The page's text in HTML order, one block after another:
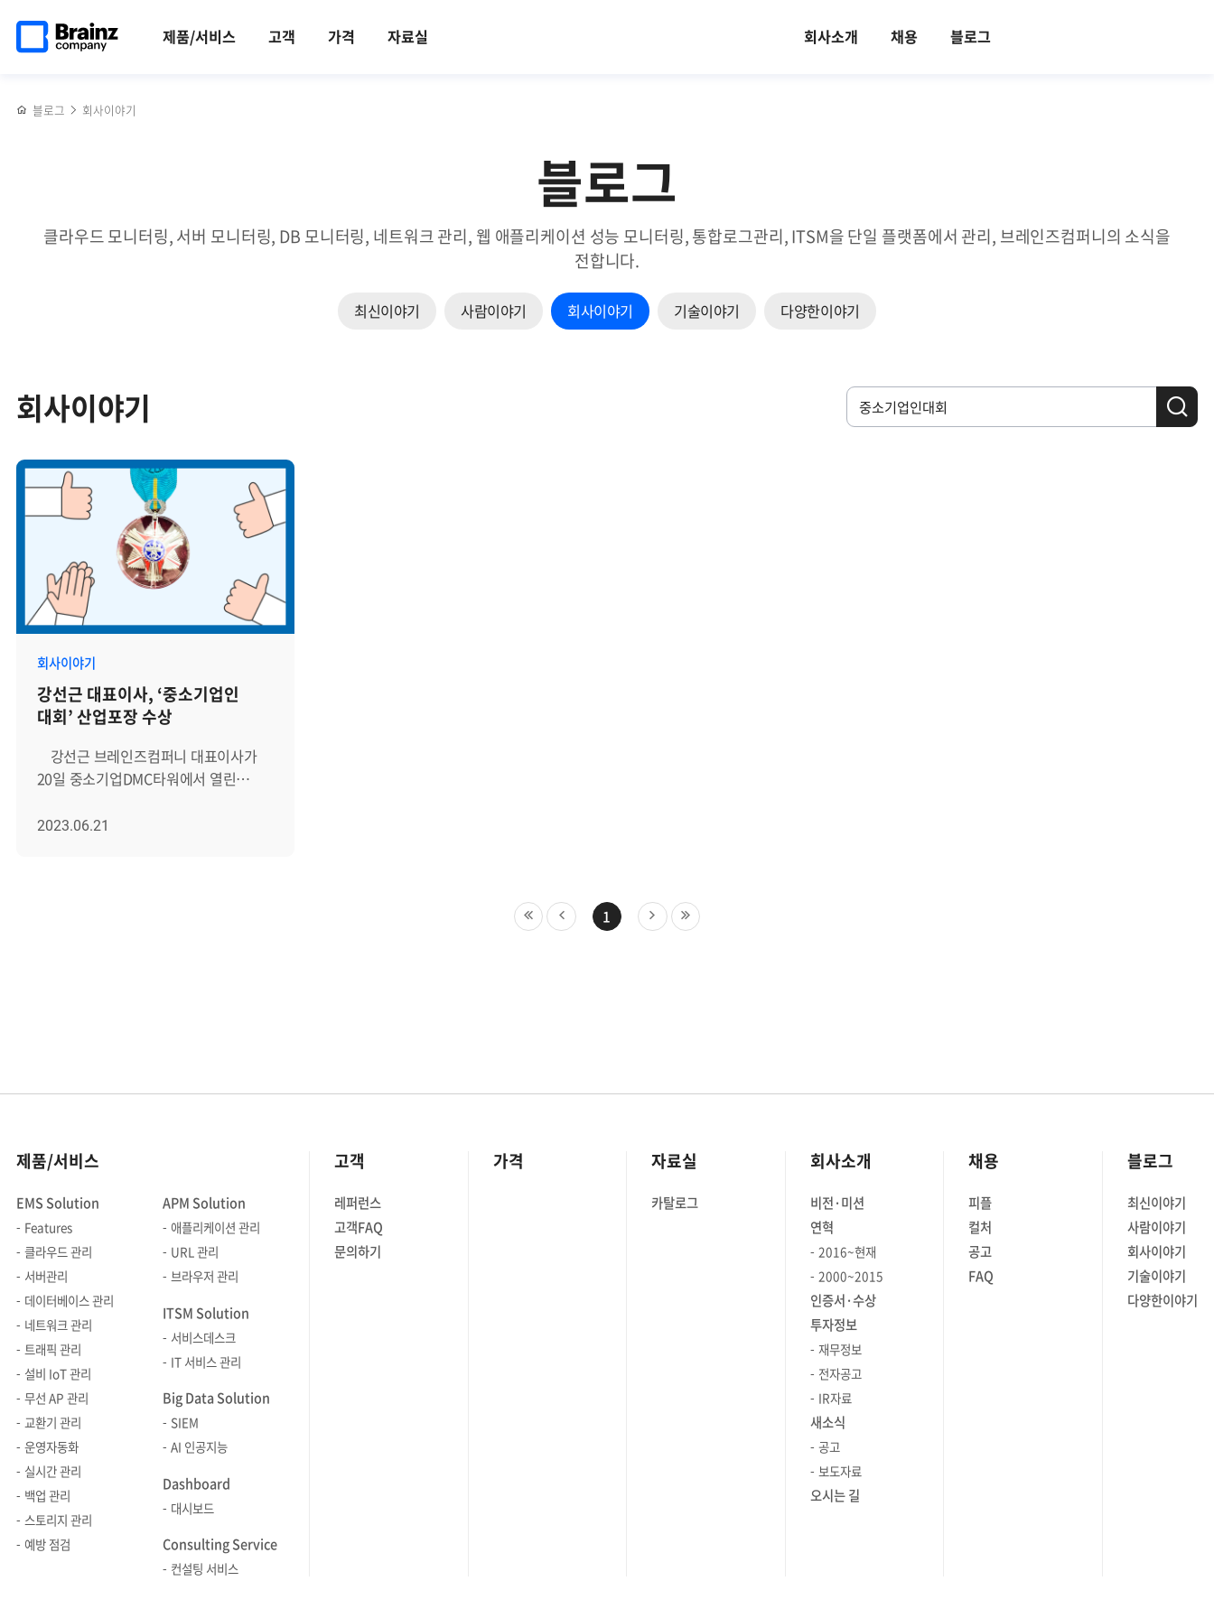
건너뛰기
제품/서비스 고객 가격 자료실 회사소개 채용 블로그
페이지로
블로그 회사이야기
블로그
클라우드 모니터링, 서버 모니터링, DB 모니터링, 네트워크 관리, 웹 애플리케이션 성능 모니터링, 통합로그관리, ITSM을 단일 플랫폼에서 관리, 브레인즈컴퍼니의 소식을
전합니다.
최신이야기 사람이야기 회사이야기 기술이야기 다양한이야기
회사이야기
회사이야기
강선근 대표이사, ‘중소기업인
대회’ 산업포장 수상
강선근 브레인즈컴퍼니 대표이사가
20일 중소기업DMC타워에서 열린
수상했습니다. 올해 34회째를 맞은
Zenius(제니우스)의 우수한 기술력으로
받았습니다. 또한 교육 기관에 기부금
소프트웨어산업 인재 양성에 힘쓰고
있는 점을 인정받아 산업포장을
수상하게 되었습니다. △기술력:
다양한 이기종 IT 인프라에 대한
통합관리 시스템 Zenius EMS를
기반으로, 웹 애플리케이션 성능
모니터링 Zenius APM, 통합로그관리
Zenius SIEM , IT서비스 관리 Zenius
ITSM 등으로 구성된 소프트웨어 발전
기여 △실적: 공공기관, 관제부분 실적
1위 △사회공헌: 산학 협력 등 일자리
창출 이번
행사는 서울지방중소벤처기업청과
중소기업중앙회 서울지역본부가 공동
주최하고 서울시가 후원하였습니다.
2023.06.21
1
제품/서비스
EMS Solution
Features
클라우드 관리
서버관리
데이터베이스 관리
네트워크 관리
트래픽 관리
설비 IoT 관리
무선 AP 관리
교환기 관리
운영자동화
실시간 관리
백업 관리
스토리지 관리
예방 점검
APM Solution
애플리케이션 관리
URL 관리
브라우저 관리
ITSM Solution
서비스데스크
IT 서비스 관리
Big Data Solution
SIEM
AI 인공지능
Dashboard
대시보드
Consulting Service
컨설팅 서비스
고객
레퍼런스
고객FAQ
문의하기
가격 자료실
카탈로그
회사소개
비전·미션
연혁
2016~현재
2000~2015
인증서·수상
투자정보
재무정보
전자공고
IR자료
새소식
공고
보도자료
오시는 길
채용
피플
컬처
공고
FAQ
블로그
최신이야기
사람이야기
회사이야기
기술이야기
다양한이야기